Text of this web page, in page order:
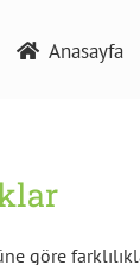
Anasayfa
göre